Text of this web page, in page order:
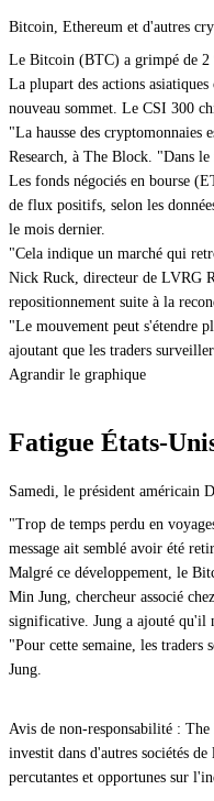
Bitcoin, Ethereum et d'autres
Le Bitcoin (BTC) a grimpé de 2
La plupart des actions
nouveau sommet. Le CSI 300
"La hausse des cryptomonnaies
Research, à The Block. "Dans
Les fonds négociés en bourse
de flux positifs, selon les
le mois dernier.
"Cela indique un marché qui
Nick Ruck, directeur de LVRG
repositionnement suite à la
"Le mouvement peut s'étendre
ajoutant que les traders
Agrandir le graphique
Fatigue États-
Samedi, le président américain
"Trop de temps perdu en
message ait semblé avoir été
Malgré ce développement, le
Min Jung, chercheur associé
significative. Jung a ajouté qu'il
"Pour cette semaine, les traders
Jung.
Avis de non-responsabilité :
investit dans d'autres sociétés
percutantes et opportunes sur